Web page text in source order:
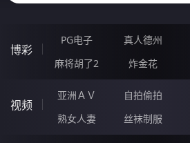
博彩
PG电子 真人德州
麻将胡了2
炸金花
视频
亚洲ＡＶ 自拍偷拍
熟女人妻
丝袜制服